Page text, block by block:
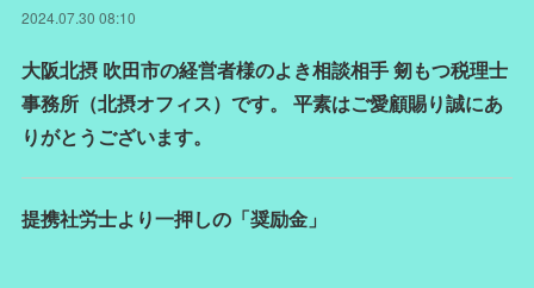
2024.07.30 08:10
大阪北摂 吹田市の経営者様のよき相談相手 剱もつ税理士
事務所（北摂オフィス）です。 平素はご愛顧賜り誠にあ
りがとうございます。
提携社労士より一押しの「奨励金」